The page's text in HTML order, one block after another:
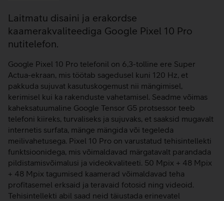
Lisainfo
Laitmatu disaini ja erakordse
kaamerakvaliteediga Google Pixel 10 Pro
nutitelefon.
Google Pixel 10 Pro telefonil on 6,3-tolline ere Super
Actua-ekraan, mis töötab sagedusel kuni 120 Hz, et
pakkuda sujuvat kasutuskogemust nii mängimisel,
kerimisel kui ka rakenduste vahetamisel. Seadme võimas
kaheksatuumaline Google Tensor G5 protsessor teeb
telefoni kiireks, turvaliseks ja sujuvaks, et saaksid mugavalt
internetis surfata, mänge mängida või tegeleda
meilivahetusega. Pixel 10 Pro on varustatud tehisintellekti
funktsioonidega, mis võimaldavad märgatavalt parandada
pildistamisvõimalusi ja videokvaliteeti. 50 Mpix + 48 Mpix
+ 48 Mpix tagumised kaamerad võimaldavad teha
profitasemel erksaid ja teravaid fotosid ning videoid.
Tehisintellekti abil saad neid täiustada erinevatel